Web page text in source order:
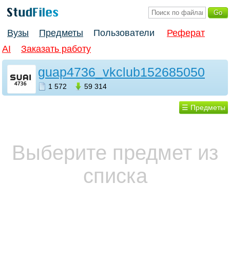
Вузы Предметы Пользователи
Реферат
AI
Заказать работу
guap4736_vkclub152685050
1 572 59 314
☰ Предметы
Выберите предмет из
списка